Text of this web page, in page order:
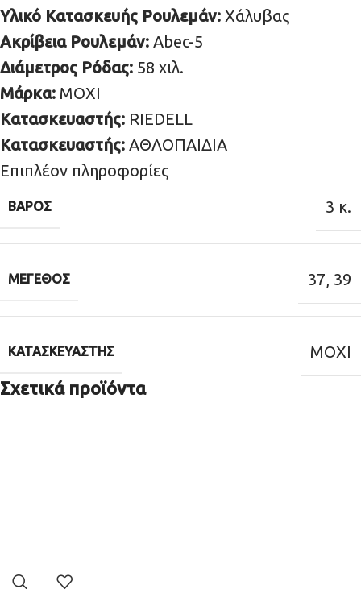
Υλικό Κατασκευής Ρουλεμάν: Χάλυβας
Ακρίβεια Ρουλεμάν: Abec-5
Διάμετρος Ρόδας: 58 χιλ.
Μάρκα: MOXI
Κατασκευαστής: RIEDELL
Κατασκευαστής: ΑΘΛΟΠΑΙΔΙΑ
Επιπλέον πληροφορίες
ΒΆΡΟΣ 3 κ.
ΜΈΓΕΘΟΣ 37, 39
ΚΑΤΑΣΚΕΥΑΣΤΉΣ MOXI
Σχετικά προϊόντα